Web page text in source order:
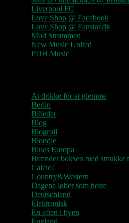
Liverpool FC
Love Shop @ Facebook
Love Shop @ Fanstar.dk
Mod Strømmen
New Music United
PDH Music
At drikke for at glemme
Berlin
Billeder
Blog
Blogroll
Blondie
Blues Europa
Brænder boksen med smukke
Calcio!
Country&Western
Dagene løber som heste
Deutschland
Elektronisk
En aften i byen
England